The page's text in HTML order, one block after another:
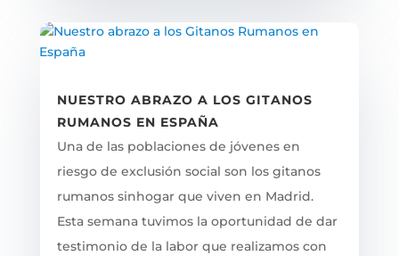
NUESTRO ABRAZO A LOS GITANOS
RUMANOS EN ESPAÑA
Una de las poblaciones de jóvenes en
riesgo de exclusión social son los gitanos
rumanos sinhogar que viven en Madrid.
Esta semana tuvimos la oportunidad de dar
testimonio de la labor que realizamos con